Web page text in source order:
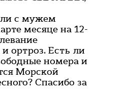
с мужем
месяце на 12-
ортроз. Есть ли
номера и
Морской
Спасибо за